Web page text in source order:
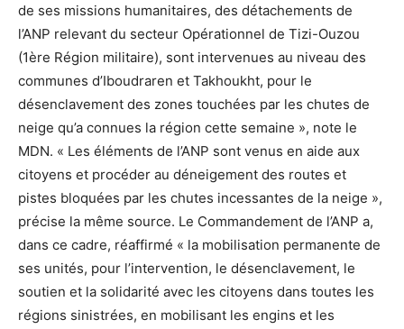
de ses missions humanitaires, des détachements de
l’ANP relevant du secteur Opérationnel de Tizi-Ouzou
(1ère Région militaire), sont intervenues au niveau des
communes d’Iboudraren et Takhoukht, pour le
désenclavement des zones touchées par les chutes de
neige qu’a connues la région cette semaine », note le
MDN. « Les éléments de l’ANP sont venus en aide aux
citoyens et procéder au déneigement des routes et
pistes bloquées par les chutes incessantes de la neige »,
précise la même source. Le Commandement de l’ANP a,
dans ce cadre, réaffirmé « la mobilisation permanente de
ses unités, pour l’intervention, le désenclavement, le
soutien et la solidarité avec les citoyens dans toutes les
régions sinistrées, en mobilisant les engins et les